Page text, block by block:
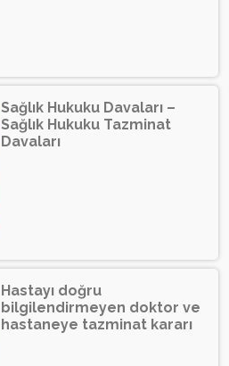
Sağlık Hukuku Davaları –
Sağlık Hukuku Tazminat
Davaları
Hastayı doğru
bilgilendirmeyen doktor ve
hastaneye tazminat kararı